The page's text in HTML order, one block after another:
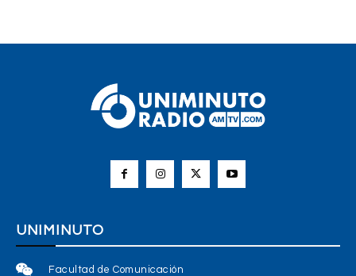
UNIMINUTO
Facultad de Comunicación